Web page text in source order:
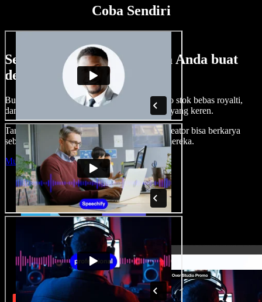
Coba Sendiri
Sedikit contoh hal yang bisa Anda buat
dengan Speechify Studio.
Buat voice over, tambah gambar, audio, video stok bebas royalti,
dan kloning suara untuk proyek audio-video yang keren.
Tanpa kurva belajar, semua dari browser—kreator bisa berkarya
sebebas mungkin dan wujudkan ide kreatif mereka.
Mulai Studio